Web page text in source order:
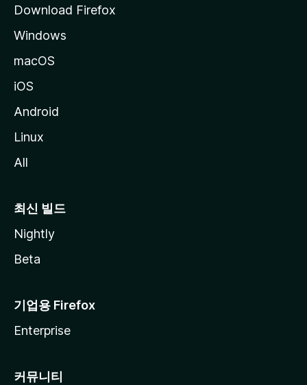
Download Firefox
Windows
macOS
iOS
Android
Linux
All
최신 빌드
Nightly
Beta
기업용 Firefox
Enterprise
커뮤니티